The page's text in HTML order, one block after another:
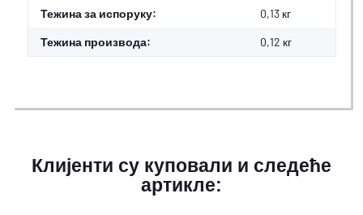
#productDetails.itemInformation#
#productDetails.itemValue#
Тежина за испоруку: 0,13 кг
Тежина производа: 0,12 кг
Клијенти су куповали и следеће
артикле: